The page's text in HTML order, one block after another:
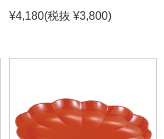
¥4,180(税抜 ¥3,800)